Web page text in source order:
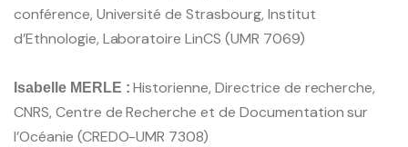
Pacific-Credo publications
conférence, Université de Strasbourg, Institut
d’Ethnologie, Laboratoire LinCS (UMR 7069)
Isabelle MERLE : Historienne, Directrice de recherche,
CNRS, Centre de Recherche et de Documentation sur
l’Océanie (CREDO-UMR 7308)